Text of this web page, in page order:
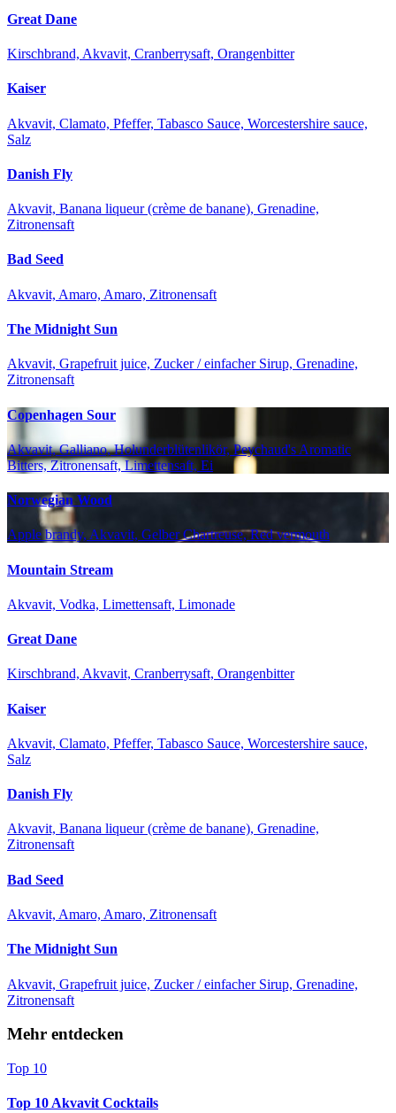
Great Dane
Kirschbrand, Akvavit, Cranberrysaft, Orangenbitter
Kaiser
Akvavit, Clamato, Pfeffer, Tabasco Sauce, Worcestershire sauce,
Salz
Danish Fly
Akvavit, Banana liqueur (crème de banane), Grenadine,
Zitronensaft
Bad Seed
Akvavit, Amaro, Amaro, Zitronensaft
The Midnight Sun
Akvavit, Grapefruit juice, Zucker / einfacher Sirup, Grenadine,
Zitronensaft
Copenhagen Sour
Akvavit, Galliano, Holunderblütenlikör, Peychaud's Aromatic
Bitters, Zitronensaft, Limettensaft, Ei
Norwegian Wood
Apple brandy, Akvavit, Gelber Chartreuse, Red vermouth
Mountain Stream
Akvavit, Vodka, Limettensaft, Limonade
Great Dane
Kirschbrand, Akvavit, Cranberrysaft, Orangenbitter
Kaiser
Akvavit, Clamato, Pfeffer, Tabasco Sauce, Worcestershire sauce,
Salz
Danish Fly
Akvavit, Banana liqueur (crème de banane), Grenadine,
Zitronensaft
Bad Seed
Akvavit, Amaro, Amaro, Zitronensaft
The Midnight Sun
Akvavit, Grapefruit juice, Zucker / einfacher Sirup, Grenadine,
Zitronensaft
Mehr entdecken
Top 10
Top 10 Akvavit Cocktails